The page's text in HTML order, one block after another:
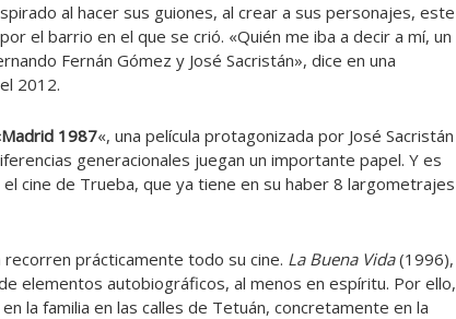
al hacer sus guiones, al crear a sus personajes, este
el barrio en el que se crió. «Quién me iba a decir a mí, un
Fernán Gómez y José Sacristán», dice en una
2012.
1987«, una película protagonizada por José Sacristán
generacionales juegan un importante papel. Y es
cine de Trueba, que ya tiene en su haber 8 largometrajes
prácticamente todo su cine. La Buena Vida(1996),
elementos autobiográficos, al menos en espíritu. Por ello,
la familia en las calles de Tetuán, concretamente en la